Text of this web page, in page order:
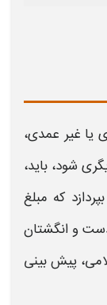
غیر عمدی،
شود، باید،
که مبلغ
و انگشتان
اسلامی، پیش بینی